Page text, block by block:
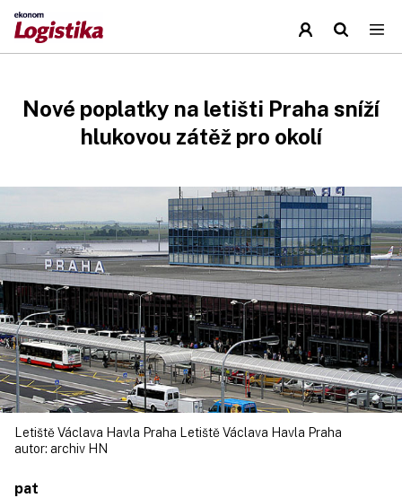
Nové poplatky na letišti Praha sníží
hlukovou zátěž pro okolí
Letiště Václava Havla Praha Letiště Václava Havla Praha
autor: archiv HN
pat